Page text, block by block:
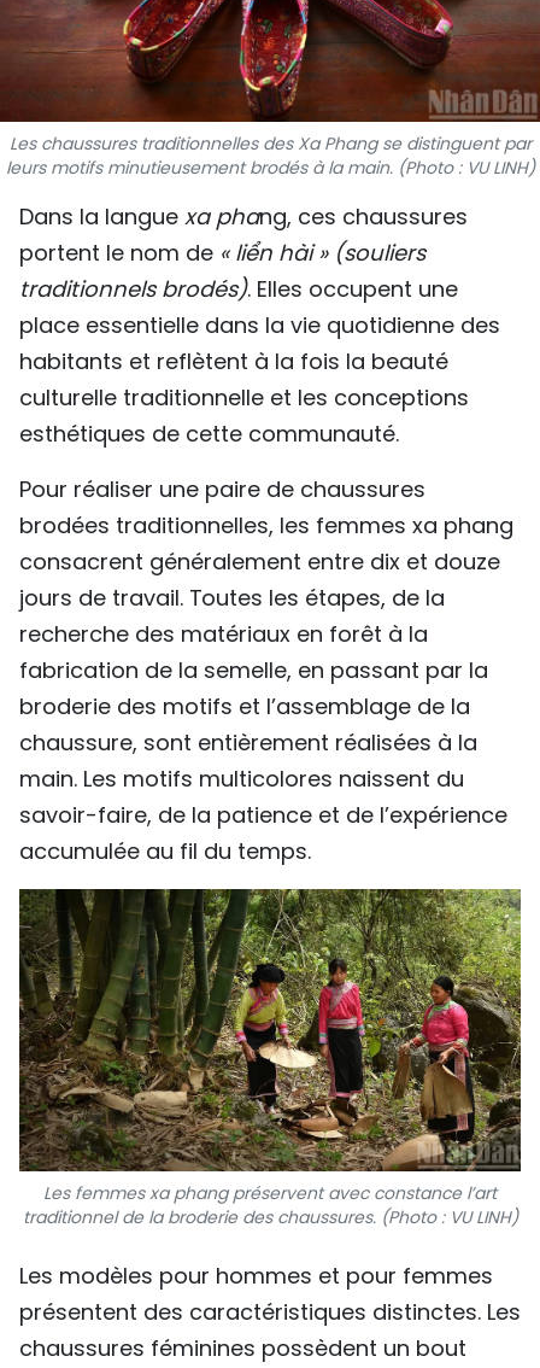
INTERNATIONAL
MÉGASTORIE
INFOGRAPHIE
VIDÉO
À PROPOS DU "PEUPLE"
TIẾNG VIỆT
ENGLISH
中文
РУССКИЙ
ESPAÑOL
Les chaussures traditionnelles des Xa Phang se distinguent par
leurs motifs minutieusement brodés à la main. (Photo : VU LINH)
Dans la langue xa phang, ces chaussures
portent le nom de « liển hài »(souliers
traditionnels brodés). Elles occupent une
place essentielle dans la vie quotidienne des
habitants et reflètent à la fois la beauté
culturelle traditionnelle et les conceptions
esthétiques de cette communauté.
Pour réaliser une paire de chaussures
brodées traditionnelles, les femmes xa phang
consacrent généralement entre dix et douze
jours de travail. Toutes les étapes, de la
recherche des matériaux en forêt à la
fabrication de la semelle, en passant par la
broderie des motifs et l’assemblage de la
chaussure, sont entièrement réalisées à la
main. Les motifs multicolores naissent du
savoir-faire, de la patience et de l’expérience
accumulée au fil du temps.
Les femmes xa phang préservent avec constance l’art
traditionnel de la broderie des chaussures. (Photo : VU LINH)
​Les modèles pour hommes et pour femmes
présentent des caractéristiques distinctes. Les
chaussures féminines possèdent un bout